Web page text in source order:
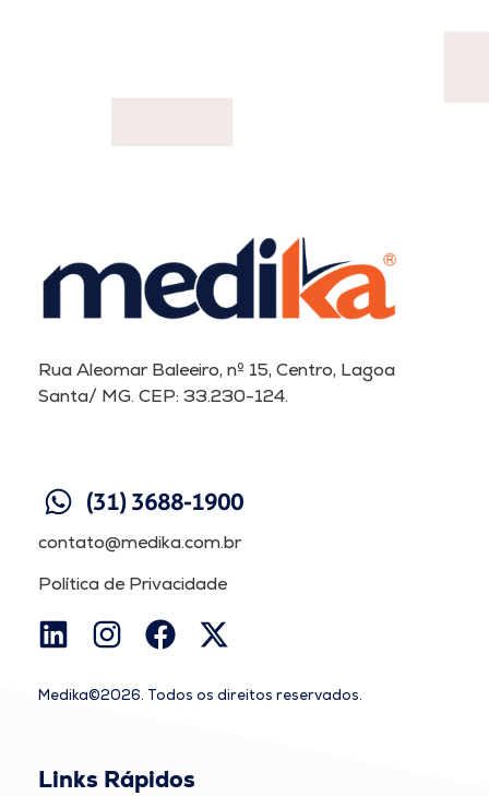
Rua Aleomar Baleeiro, nº 15, Centro, Lagoa
Santa/ MG. CEP: 33.230-124.
(31) 3688-1900
contato@medika.com.br
Política de Privacidade
Medika©2026. Todos os direitos reservados.
Links Rápidos